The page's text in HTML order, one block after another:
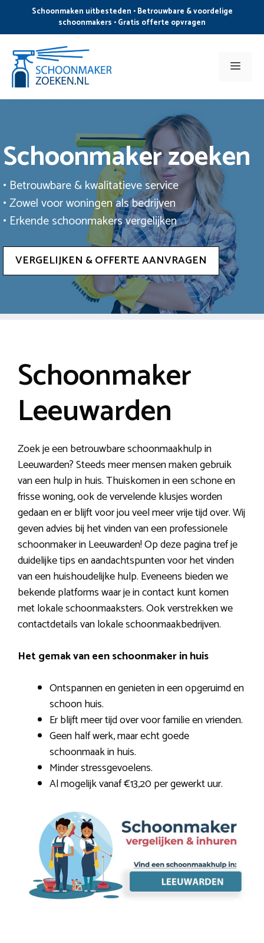
de
inhoud
Schoonmaken uitbesteden • Betrouwbare & voordelige
schoonmakers • Gratis offerte opvragen
Menu
Schoonmaker zoeken
• Betrouwbare & kwalitatieve service
• Zowel voor woningen als bedrijven
• Erkende schoonmakers vergelijken
VERGELIJKEN & OFFERTE AANVRAGEN
Schoonmaker
Leeuwarden
Zoek je een betrouwbare schoonmaakhulp in
Leeuwarden? Steeds meer mensen maken gebruik
van een hulp in huis. Thuiskomen in een schone en
frisse woning, ook de vervelende klusjes worden
gedaan en er blijft voor jou veel meer vrije tijd over. Wij
geven advies bij het vinden van een professionele
schoonmaker in Leeuwarden! Op deze pagina tref je
duidelijke tips en aandachtspunten voor het vinden
van een huishoudelijke hulp. Eveneens bieden we
bekende platforms waar je in contact kunt komen
met lokale schoonmaaksters. Ook verstrekken we
contactdetails van lokale schoonmaakbedrijven.
Het gemak van een schoonmaker in huis
Ontspannen en genieten in een opgeruimd en
schoon huis.
Er blijft meer tijd over voor familie en vrienden.
Geen half werk, maar echt goede
schoonmaak in huis.
Minder stressgevoelens.
Al mogelijk vanaf €13,20 per gewerkt uur.